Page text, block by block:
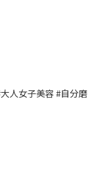
人女子美容 #自分磨